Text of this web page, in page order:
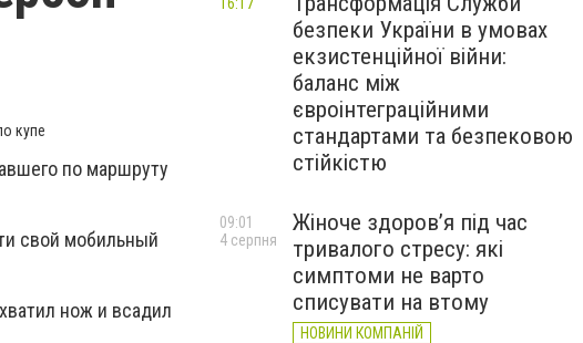
купе
по маршруту
свой мобильный
нож и всадил
безпеки України в умовах
екзистенційної війни:
баланс між
євроінтеграційними
стандартами та безпековою
стійкістю
Жіноче здоров’я під час
тривалого стресу: які
симптоми не варто
списувати на втому
НОВИНИ КОМПАНІЙ
09:01
4 серпня